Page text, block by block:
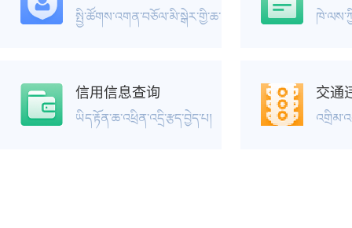
སྤྱི་ཚོགས་འགན་བཅོལ་མི་སྒེར་གྱི་ཆ་འཕྲིན་འདྲི་རྩད།
信用信息查询
ཡིད་རྟོན་ཆ་འཕྲིན་འདྲི་རྩད་བྱེད་པ།
交通
藏汉文翻译
བོད་རྒྱ་ཡིག་སྒྱུར།
帮办服务
རོགས་སྒྲུབ་ཞབས་ཞུ།